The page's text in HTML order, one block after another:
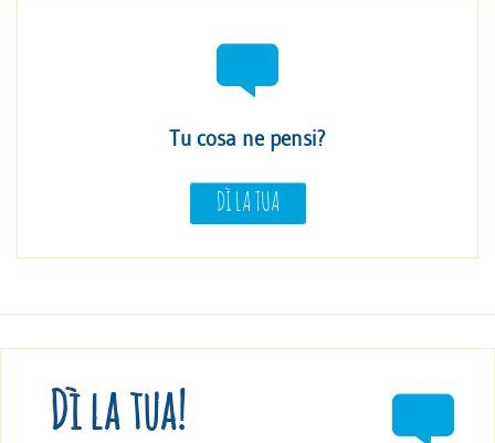
Tu cosa ne pensi?
DÌ LA TUA
Dì la tua!